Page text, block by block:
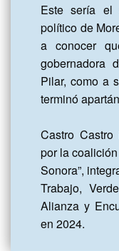
Este sería el
político de
a conocer
gobernadora
Pilar, como a
terminó
Castro
por la
Sonora”,
Trabajo,
Alianza y
en 2024.